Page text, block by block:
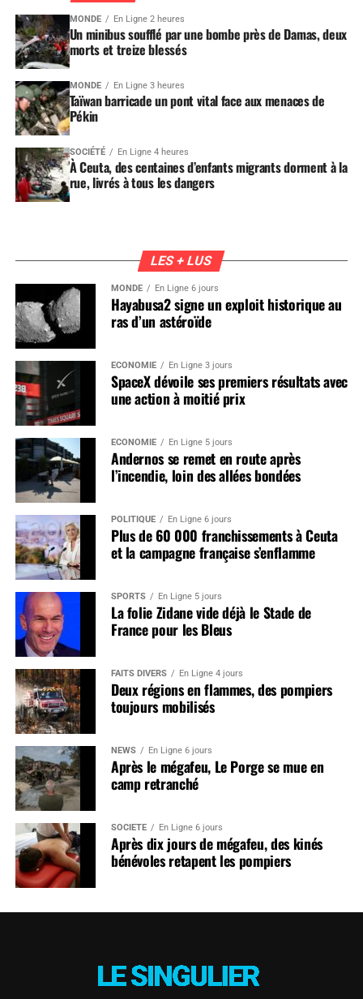
MONDE En Ligne 2 heures
Un minibus soufflé par une bombe près de Damas, deux
morts et treize blessés
MONDE En Ligne 3 heures
Taïwan barricade un pont vital face aux menaces de
Pékin
SOCIÉTÉ En Ligne 4 heures
À Ceuta, des centaines d’enfants migrants dorment à la
rue, livrés à tous les dangers
LES + LUS
MONDE En Ligne 6 jours
Hayabusa2 signe un exploit historique au
ras d’un astéroïde
ÉCONOMIE En Ligne 3 jours
SpaceX dévoile ses premiers résultats avec
une action à moitié prix
ÉCONOMIE En Ligne 5 jours
Andernos se remet en route après
l’incendie, loin des allées bondées
POLITIQUE En Ligne 6 jours
Plus de 60 000 franchissements à Ceuta
et la campagne française s’enflamme
SPORTS En Ligne 5 jours
La folie Zidane vide déjà le Stade de
France pour les Bleus
FAITS DIVERS En Ligne 4 jours
Deux régions en flammes, des pompiers
toujours mobilisés
NEWS En Ligne 6 jours
Après le mégafeu, Le Porge se mue en
camp retranché
SOCIÉTÉ En Ligne 6 jours
Après dix jours de mégafeu, des kinés
bénévoles retapent les pompiers